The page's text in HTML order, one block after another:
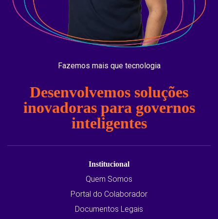
Fazemos mais que tecnologia
Desenvolvemos soluções
inovadoras para governos
inteligentes
Institucional
Quem Somos
Portal do Colaborador
Documentos Legais